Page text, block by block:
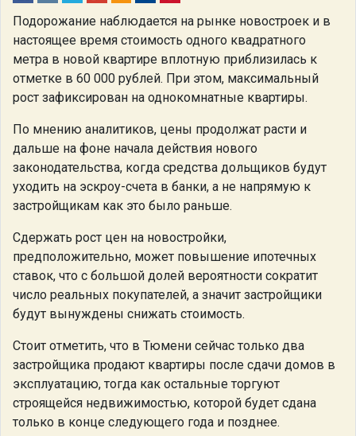
Подорожание наблюдается на рынке новостроек и в
настоящее время стоимость одного квадратного
метра в новой квартире вплотную приблизилась к
отметке в 60 000 рублей. При этом, максимальный
рост зафиксирован на однокомнатные квартиры.
По мнению аналитиков, цены продолжат расти и
дальше на фоне начала действия нового
законодательства, когда средства дольщиков будут
уходить на эскроу-счета в банки, а не напрямую к
застройщикам как это было раньше.
Сдержать рост цен на новостройки,
предположительно, может повышение ипотечных
ставок, что с большой долей вероятности сократит
число реальных покупателей, а значит застройщики
будут вынуждены снижать стоимость.
Cтоит отметить, что в Тюмени сейчас только два
застройщика продают квартиры после сдачи домов в
эксплуатацию, тогда как остальные торгуют
строящейся недвижимостью, которой будет сдана
только в конце следующего года и позднее.